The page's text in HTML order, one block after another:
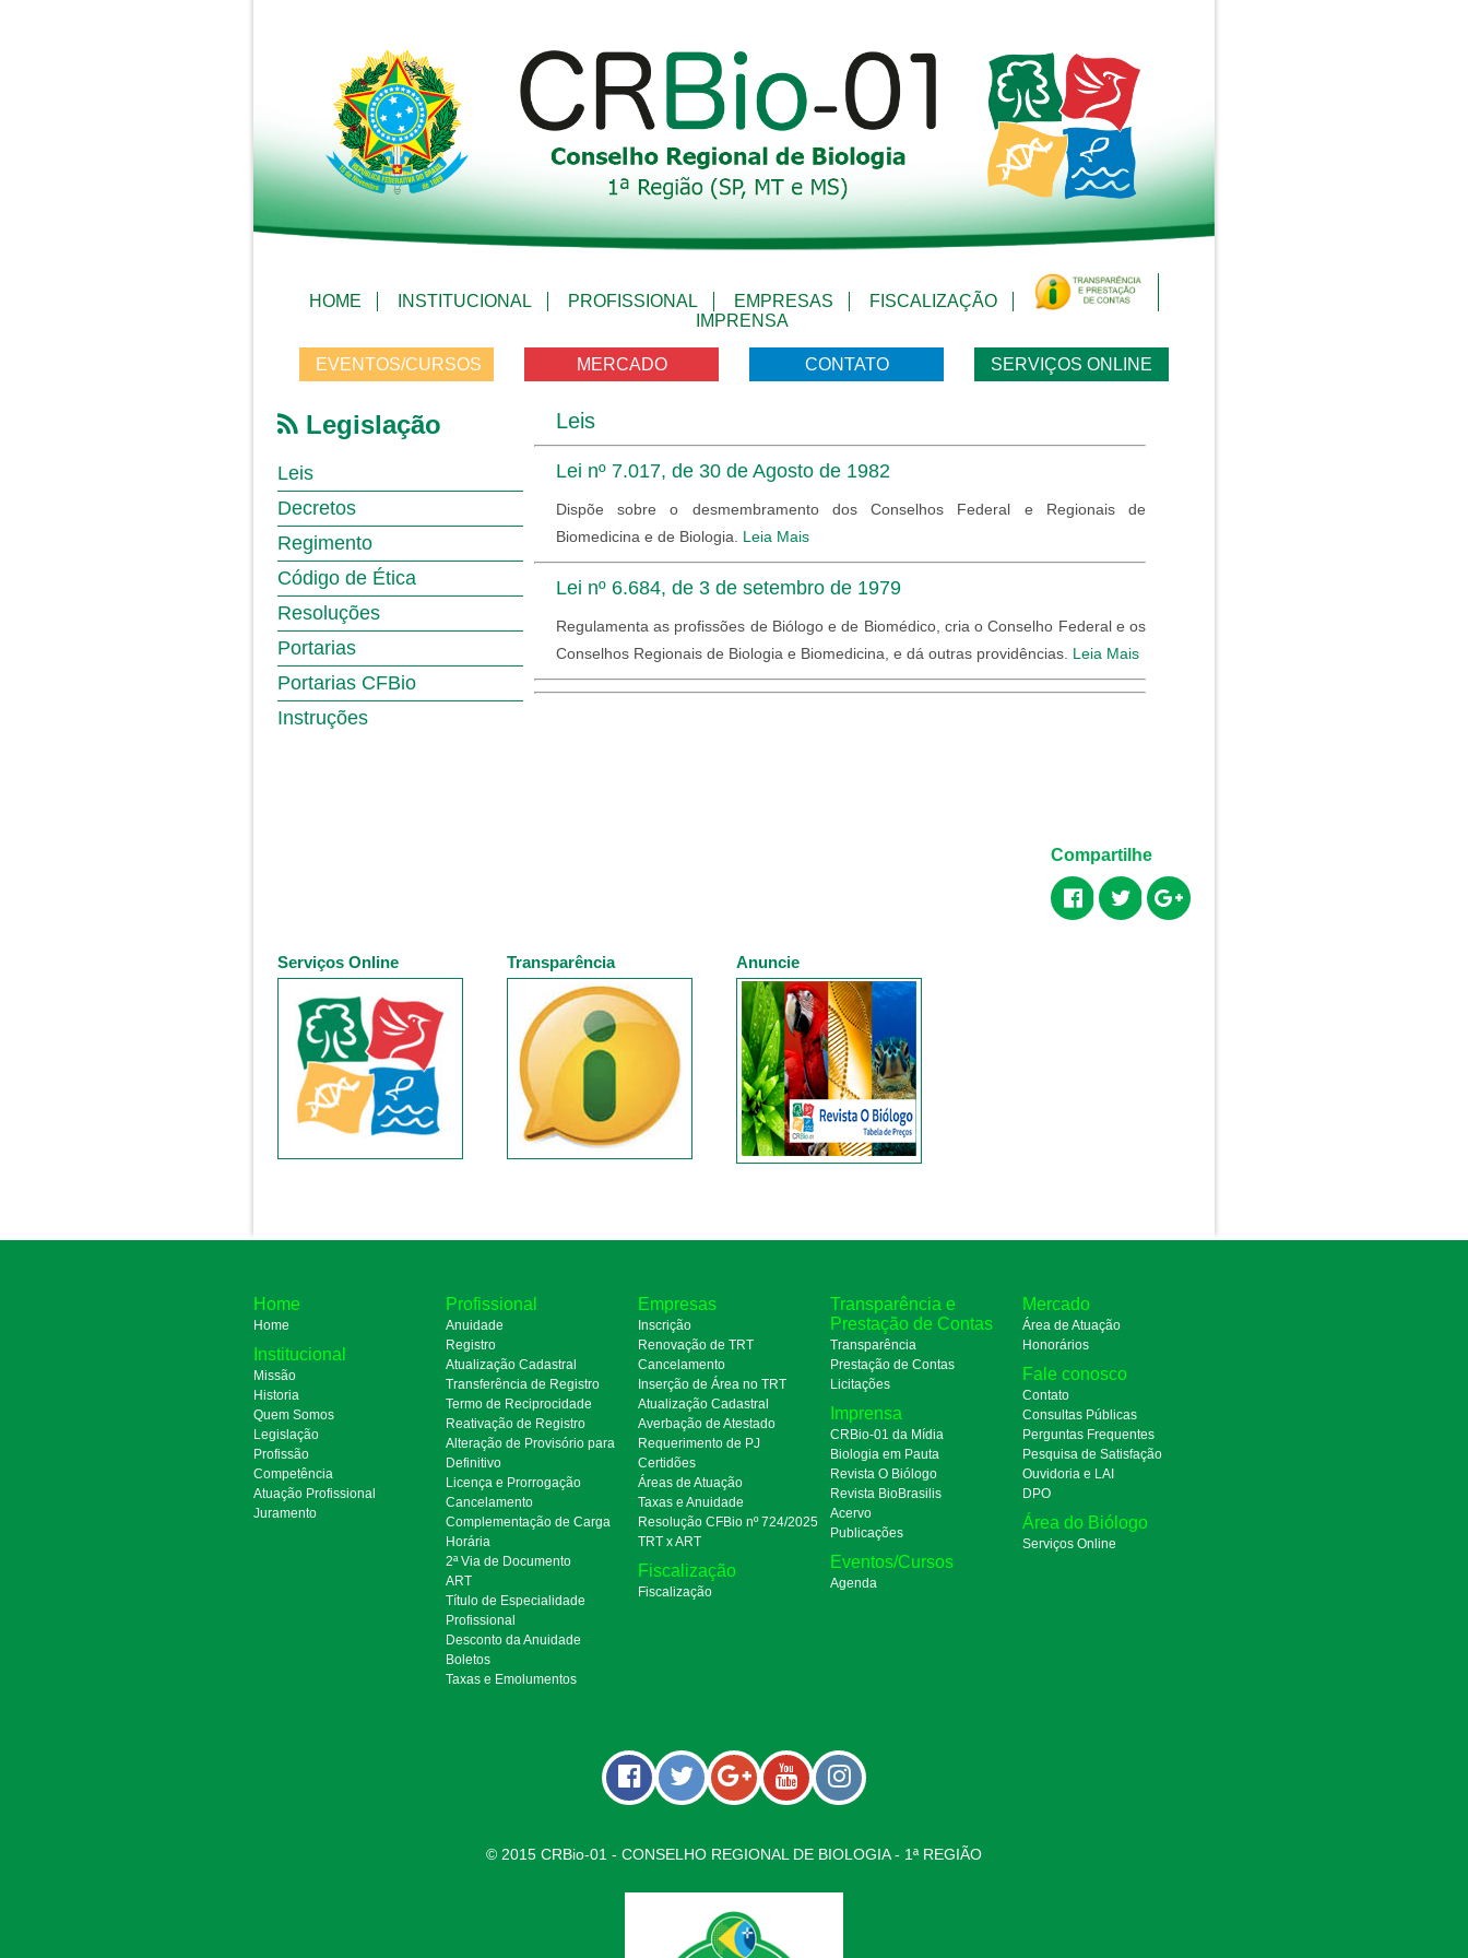
HOME INSTITUCIONAL PROFISSIONAL EMPRESAS
FISCALIZAÇÃO
IMPRENSA
EVENTOS/CURSOS MERCADO CONTATO SERVIÇOS ONLINE
Legislação
Leis
Decretos
Regimento
Código de Ética
Resoluções
Portarias
Portarias CFBio
Instruções
Leis
Lei nº 7.017, de 30 de Agosto de 1982
Dispõe sobre o desmembramento dos Conselhos Federal e Regionais de
Biomedicina e de Biologia. Leia Mais
Lei nº 6.684, de 3 de setembro de 1979
Regulamenta as profissões de Biólogo e de Biomédico, cria o Conselho Federal e os
Conselhos Regionais de Biologia e Biomedicina, e dá outras providências. Leia Mais
Compartilhe
Serviços Online Transparência Anuncie
Home
Home
Institucional
Missão
Historia
Quem Somos
Legislação
Profissão
Competência
Atuação Profissional
Juramento
Profissional
Anuidade
Registro
Atualização Cadastral
Transferência de Registro
Termo de Reciprocidade
Reativação de Registro
Alteração de Provisório para
Definitivo
Licença e Prorrogação
Cancelamento
Complementação de Carga
Horária
2ª Via de Documento
ART
Título de Especialidade
Profissional
Desconto da Anuidade
Boletos
Taxas e Emolumentos
Empresas
Inscrição
Renovação de TRT
Cancelamento
Inserção de Área no TRT
Atualização Cadastral
Averbação de Atestado
Requerimento de PJ
Certidões
Áreas de Atuação
Taxas e Anuidade
Resolução CFBio nº 724/2025
TRT x ART
Fiscalização
Fiscalização
Transparência e
Prestação de Contas
Transparência
Prestação de Contas
Licitações
Imprensa
CRBio-01 da Mídia
Biologia em Pauta
Revista O Biólogo
Revista BioBrasilis
Acervo
Publicações
Eventos/Cursos
Agenda
Mercado
Área de Atuação
Honorários
Fale conosco
Contato
Consultas Públicas
Perguntas Frequentes
Pesquisa de Satisfação
Ouvidoria e LAI
DPO
Área do Biólogo
Serviços Online
© 2015 CRBio-01 - CONSELHO REGIONAL DE BIOLOGIA - 1ª REGIÃO